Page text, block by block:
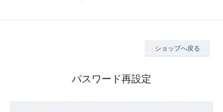
ショップへ戻る
パスワード再設定